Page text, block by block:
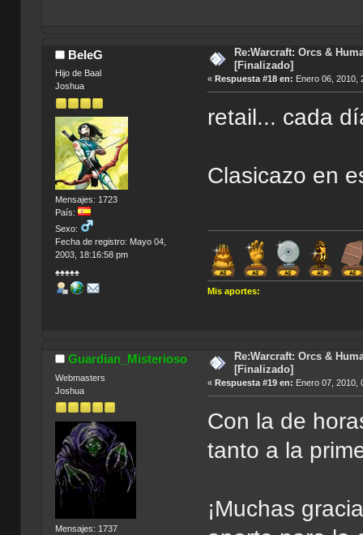
BeleG
Hijo de Baal
Joshua
Mensajes: 1723
País:
Sexo:
Fecha de registro: Mayo 04,
2003, 18:16:58 pm
♠♠♠♠♠
Re:Warcraft: Orcs &
[Finalizado]
«Respuesta #18 en: Enero 06, 2010,
retail... cada
Clasicazo en
Mis aportes:
Guardian_Misterioso
Webmasters
Joshua
Mensajes: 1737
Re:Warcraft: Orcs &
[Finalizado]
« Respuesta #19 en: Enero 07, 2010,
Con la de
tanto a la
¡Muchas